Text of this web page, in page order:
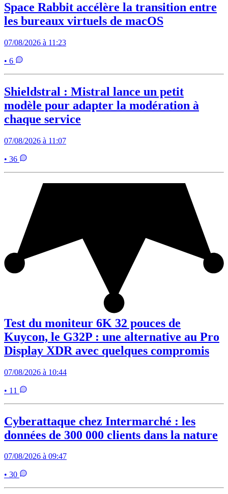
Space Rabbit accélère la transition entre
les bureaux virtuels de macOS
07/08/2026 à 11:23
• 6
Shieldstral : Mistral lance un petit
modèle pour adapter la modération à
chaque service
07/08/2026 à 11:07
• 36
Test du moniteur 6K 32 pouces de
Kuycon, le G32P : une alternative au Pro
Display XDR avec quelques compromis
07/08/2026 à 10:44
• 11
Cyberattaque chez Intermarché : les
données de 300 000 clients dans la nature
07/08/2026 à 09:47
• 30